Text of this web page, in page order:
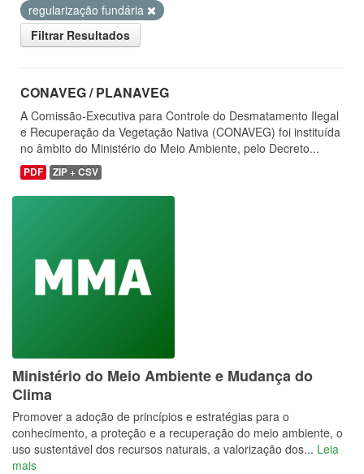
regularização fundária
Filtrar Resultados
CONAVEG / PLANAVEG
A Comissão-Executiva para Controle do Desmatamento Ilegal
e Recuperação da Vegetação Nativa (CONAVEG) foi instituída
no âmbito do Ministério do Meio Ambiente, pelo Decreto...
PDF ZIP + CSV
Ministério do Meio Ambiente e Mudança do
Clima
Promover a adoção de princípios e estratégias para o
conhecimento, a proteção e a recuperação do meio ambiente, o
uso sustentável dos recursos naturais, a valorização dos... Leia
mais